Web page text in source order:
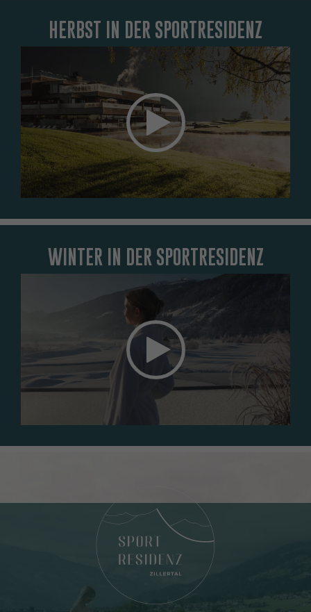
HERBST IN DER SPORTRESIDENZ
Das Element kann nicht angezeigt werden. Um das Element
zu sehen, akzeptieren Sie die Marketing-Cookies.
COOKIE-EINSTELLUNGEN ÖFFNEN
WINTER IN DER SPORTRESIDENZ
Das Element kann nicht angezeigt werden. Um das Element
zu sehen, akzeptieren Sie die Marketing-Cookies.
COOKIE-EINSTELLUNGEN ÖFFNEN